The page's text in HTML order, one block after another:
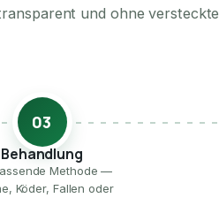
und ohne versteckte
03
Behandlung
Methode —
Köder, Fallen oder